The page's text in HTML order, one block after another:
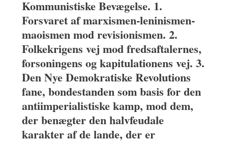
Kommunistiske Bevægelse. 1.
Forsvaret af marxismen-leninismen-
maoismen mod revisionismen. 2.
Folkekrigens vej mod fredsaftalernes,
forsoningens og kapitulationens vej. 3.
Den Nye Demokratiske Revolutions
fane, bondestanden som basis for den
antiimperialistiske kamp, mod dem,
der benægter den halvfeudale
karakter af de lande, der er